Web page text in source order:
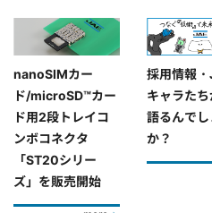
nanoSIMカー
ド/microSD™カー
ド用2段トレイコ
ンボコネクタ
「ST20シリー
ズ」を販売開始
採用情報
キャラた
語るんでし
か？